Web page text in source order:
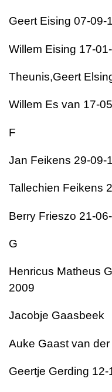
Geert Eising 07-09-
Willem Eising 17-
Theunis,Geert
Willem Es van 17-
F
Jan Feikens 29-09-
Tallechien Feikens
Berry Frieszo 21-
G
Henricus Matheus
2009
Jacobje Gaasbeek
Auke Gaast van der
Geertje Gerding